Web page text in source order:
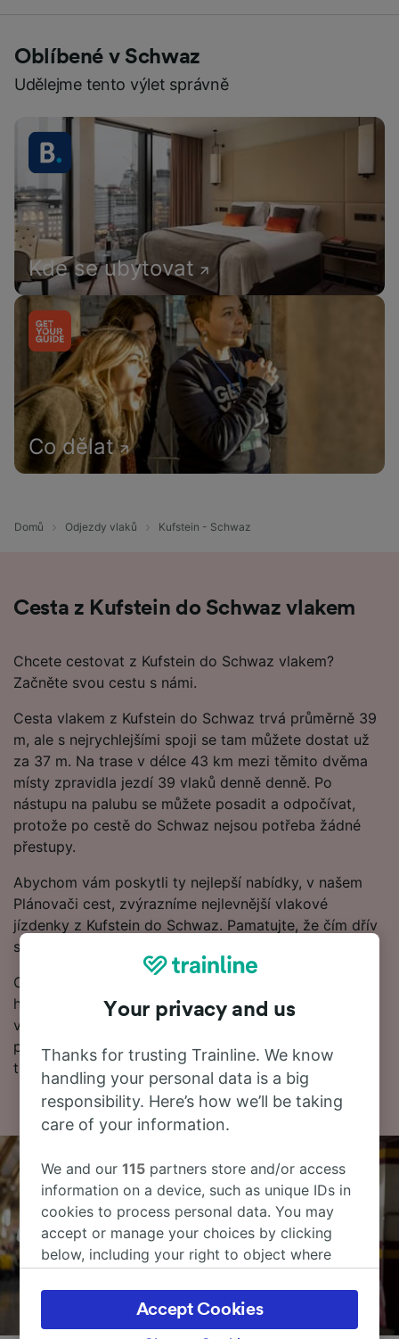
Oblíbené v Schwaz
Udělejme tento výlet správně
Kde se ubytovat
Co dělat
Domů Odjezdy vlaků Kufstein - Schwaz
Cesta z Kufstein do Schwaz vlakem
Chcete cestovat z Kufstein do Schwaz vlakem?
Začněte svou cestu s námi.
Cesta vlakem z Kufstein do Schwaz trvá průměrně 39
m, ale s nejrychlejšími spoji se tam můžete dostat už
za 37 m. Na trase v délce 43 km mezi těmito dvěma
místy zpravidla jezdí 39 vlaků denně denně. Po
nástupu na palubu se můžete posadit a odpočívat,
protože po cestě do Schwaz nejsou potřeba žádné
přestupy.
Abychom vám poskytli ty nejlepší nabídky, v našem
Plánovači cest, zvýrazníme nejlevnější vlakové
jízdenky z Kufstein do Schwaz. Pamatujte, že čím dřív
si rezervujete jízdenky, tím víc ušetříte.
Chcete si rezervovat vlakové jízdenky hned? Začněte
hledat u nás ještě dnes. Pokud chcete o cestě vědět
více, podívejte se na jízdní řády (včetně prvních a
posledních odjezdů vlaků), často kladené otázky a
tipy, jak rezervovat levné vlakové jízdenky.
Your privacy and us
Thanks for trusting Trainline. We know
handling your personal data is a big
responsibility. Here’s how we’ll be taking
care of your information.
We and our115 partners store and/or access
information on a device, such as unique IDs in
cookies to process personal data. You may
accept or manage your choices by clicking
below, including your right to object where
the privacy policy page. These choices will be
signaled to our partners and will not affect
Accept Cookies